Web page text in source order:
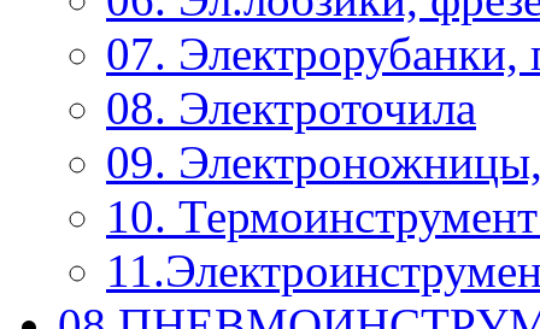
07. Электрорубанки,
08. Электроточила
09.
10.